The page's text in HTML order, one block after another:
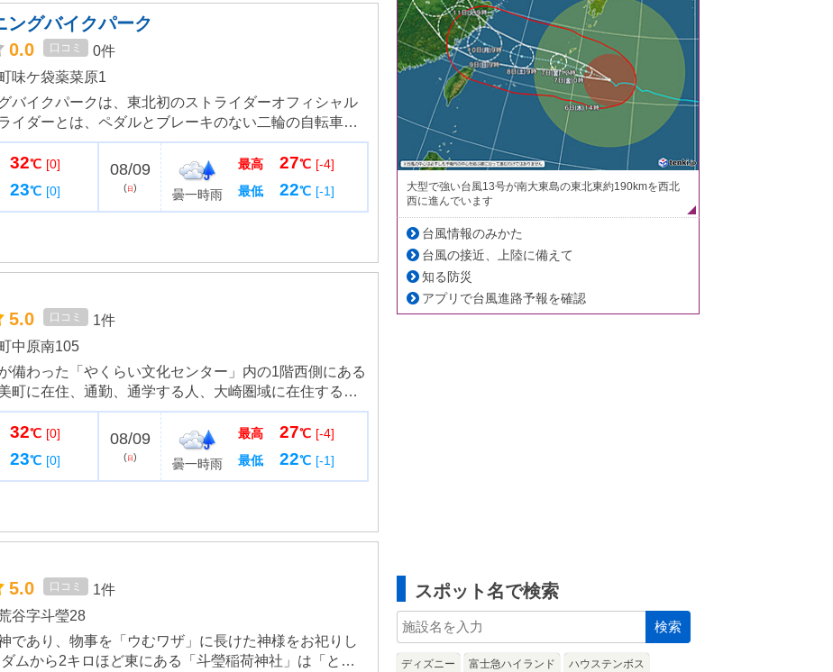
ングバイクパーク
0.0 口コミ
0件
味ケ袋薬菜原1
バイクパークは、東北初のストライダーオフィシャル
イダーとは、ペダルとブレーキのない二輪の自転車
お子さんから楽しめる乗り物です。よちよち歩きでお子
てもかわいらしいです。レ...
32℃ [0]
23℃ [0]
08/09
( 日) 曇一時雨
最高 27℃ [-4]
最低
22℃ [-1]
5.0 口コミ
1件
中原南105
備わった「やくらい文化センター」内の1階西側にある
町に在住、通勤、通学する人、大崎圏域に在住する人
がなく、高い天井の開架フロアは開放感にあふれ、消
床が特徴。寒い季節も床...
32℃ [0]
23℃ [0]
08/09
( 日) 曇一時雨
最高 27℃ [-4]
最低
22℃ [-1]
5.0 口コミ
1件
谷字斗瑩28
であり、物事を「ウむワザ」に長けた神様をお祀りし
ムから2キロほど東にある「斗瑩稲荷神社」は「とっ
大型で強い台風13号が南大東島の東北東約190kmを西北
西に進んでいます
台風情報のみかた
台風の接近、上陸に備えて
知る防災
アプリで台風進路予報を確認
スポット名で検索
検索
ディズニー 富士急ハイランド ハウステンボス